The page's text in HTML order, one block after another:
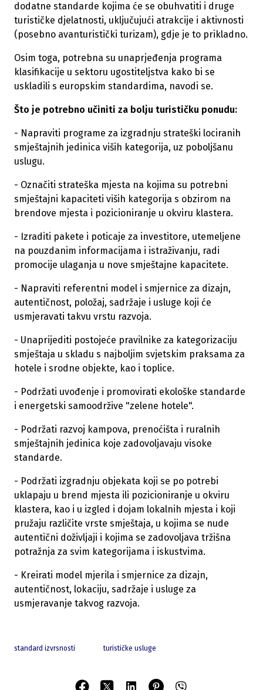
dodatne standarde kojima će se obuhvatiti i druge
turističke djelatnosti, uključujući atrakcije i aktivnosti
(posebno avanturistički turizam), gdje je to prikladno.
Osim toga, potrebna su unaprjeđenja programa
klasifikacije u sektoru ugostiteljstva kako bi se
uskladili s europskim standardima, navodi se.
Što je potrebno učiniti za bolju turističku ponudu:
- Napraviti programe za izgradnju strateški lociranih
smještajnih jedinica viših kategorija, uz poboljšanu
uslugu.
- Označiti strateška mjesta na kojima su potrebni
smještajni kapaciteti viših kategorija s obzirom na
brendove mjesta i pozicioniranje u okviru klastera.
- Izraditi pakete i poticaje za investitore, utemeljene
na pouzdanim informacijama i istraživanju, radi
promocije ulaganja u nove smještajne kapacitete.
- Napraviti referentni model i smjernice za dizajn,
autentičnost, položaj, sadržaje i usluge koji će
usmjeravati takvu vrstu razvoja.
- Unaprijediti postojeće pravilnike za kategorizaciju
smještaja u skladu s najboljim svjetskim praksama za
hotele i srodne objekte, kao i toplice.
- Podržati uvođenje i promovirati ekološke standarde
i energetski samoodržive "zelene hotele".
- Podržati razvoj kampova, prenoćišta i ruralnih
smještajnih jedinica koje zadovoljavaju visoke
standarde.
- Podržati izgradnju objekata koji se po potrebi
uklapaju u brend mjesta ili pozicioniranje u okviru
klastera, kao i u izgled i dojam lokalnih mjesta i koji
pružaju različite vrste smještaja, u kojima se nude
autentični doživljaji i kojima se zadovoljava tržišna
potražnja za svim kategorijama i iskustvima.
- Kreirati model mjerila i smjernice za dizajn,
autentičnost, lokaciju, sadržaje i usluge za
usmjeravanje takvog razvoja.
standard izvrsnosti turističke usluge